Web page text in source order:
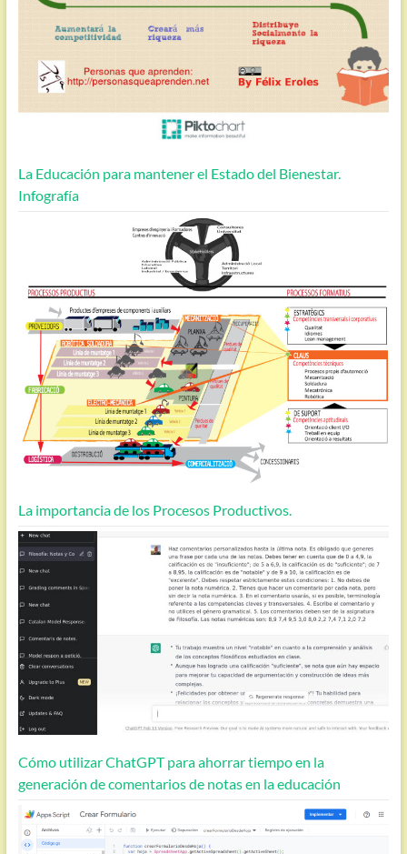
La Educación para mantener el Estado del Bienestar.
Infografía
La importancia de los Procesos Productivos.
Cómo utilizar ChatGPT para ahorrar tiempo en la
generación de comentarios de notas en la educación